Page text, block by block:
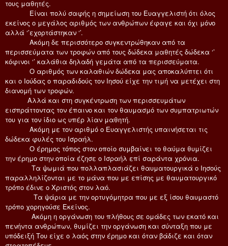
τους μαθητές.
Είναι πολύ σαφής η σημείωση του Ευαγγελιστή ότι όλος
εκείνος ο μεγάλος αριθμός των ανθρώπων έφαγε και όχι μόνο
αλλά ‘’εχορτάστηκαν ‘’.
Ακόμη δε περισσότερο συγκεντρώθηκαν από τα
περισσεύματα των τροφών από τους δώδεκα μαθητές δώδεκα ‘’
κόφινοι ‘’ καλάθια δηλαδή γεμάτα από τα περισσεύματα.
Ο αριθμός των καλαθιών δώδεκα μας αποκαλύπτει ότι
και ο Ιούδας ο παραδιδούς τον Ιησού είχε την τιμή να μετέχει στη
διανομή των τροφών.
Αλλά και στη συγκέντρωση των περισσευμάτων
εισπράττοντας τον έπαινο και τον θαυμασμό των συμπατριωτών
του για τον ίδιο ως υπέρ λίαν μαθητή.
Ακόμη με τον αριθμό ο Ευαγγελιστής υπαινήσεται τις
δώδεκα φυλές του Ισραήλ.
Ο έρημος τόπος στον οποίο συμβαίνει το θαύμα θυμίζει
την έρημο στην οποία έζησε ο Ισραήλ επί σαράντα χρόνια.
Τα ψωμιά που πολλαπλασιάζει θαυματουργικά ο Ιησούς
παραλληλίζονται με το μάνα που με επίσης με θαυματουργικό
τρόπο έδινε ο Χριστός στον λαό.
Τα ψάρια με την ορτυγόμητρα που με εξ ίσου θαυμαστό
τρόπο χορηγούσε Εκείνος.
Ακόμη η οργάνωση του πλήθους σε ομάδες των εκατό και
πενήντα ανθρώπων, θυμίζει την οργάνωση και σύνταξη που με
υπόδειξή Του είχε ο λαός στην έρημο και όταν βάδιζε και όταν